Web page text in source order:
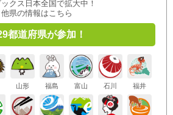
クス日本全国で拡大中！
他県の情報はこちら
都道府県が参加！
山形 福島 富山 石川 福井